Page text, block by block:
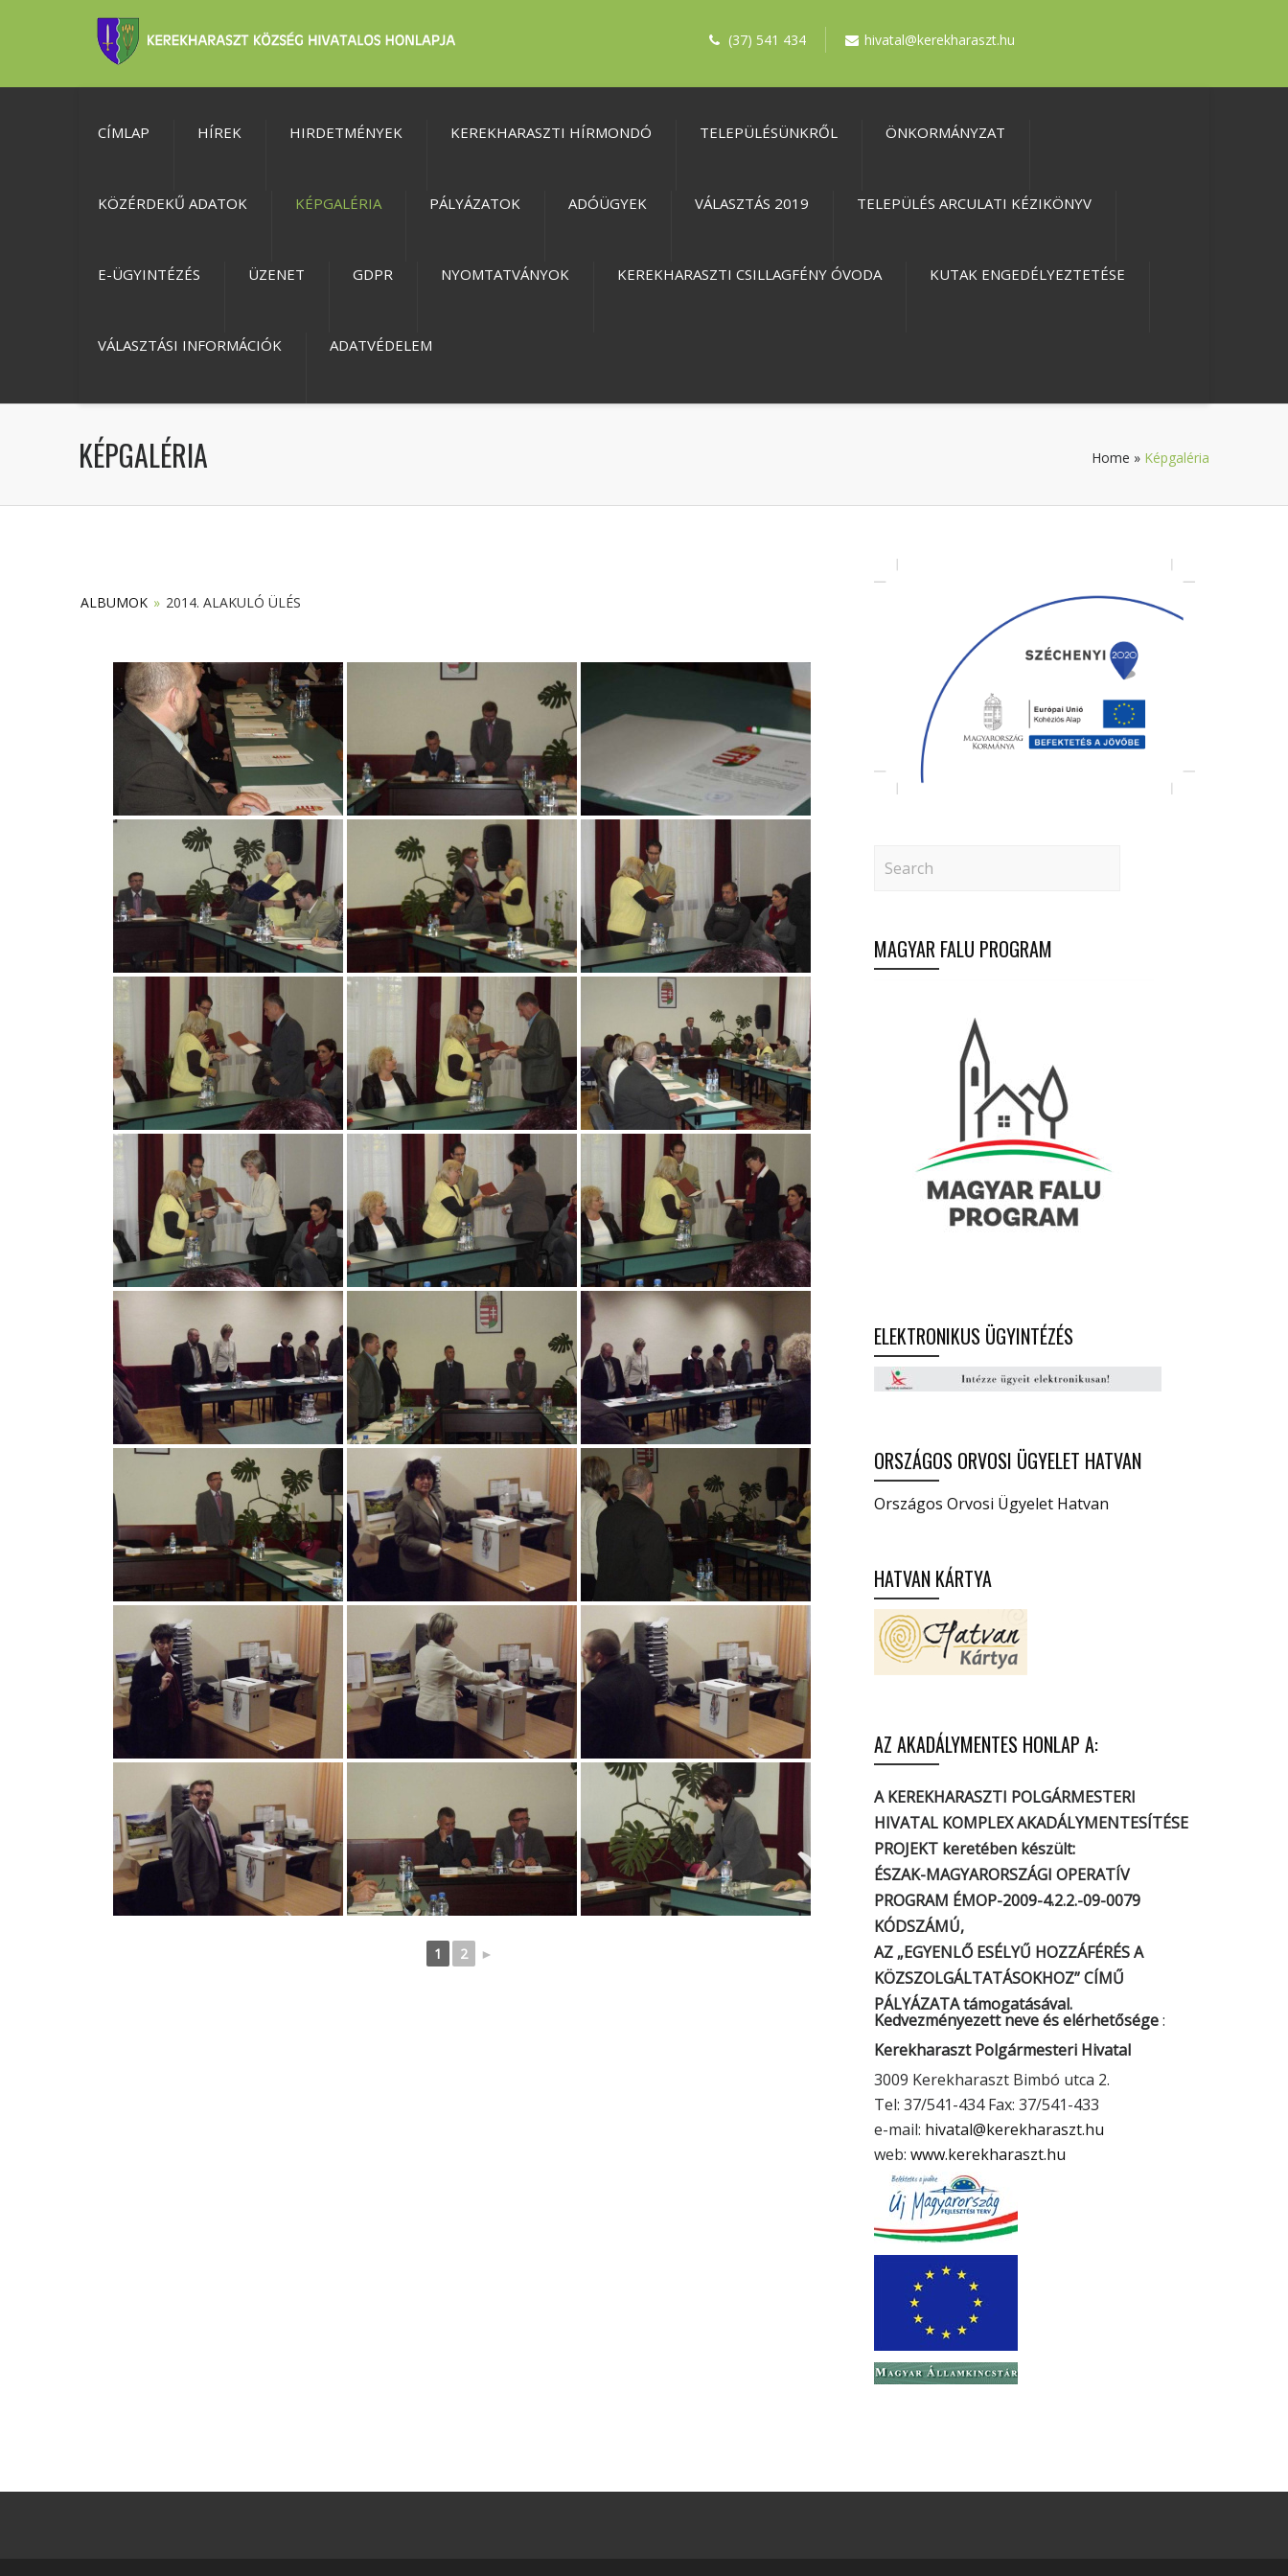
(37) 541 434 hivatal@kerekharaszt.hu
CÍMLAP HÍREK HIRDETMÉNYEK KEREKHARASZTI HÍRMONDÓ TELEPÜLÉSÜNKRŐL ÖNKORMÁNYZAT
KÖZÉRDEKŰ ADATOK KÉPGALÉRIA PÁLYÁZATOK ADÓÜGYEK VÁLASZTÁS 2019 TELEPÜLÉS ARCULATI KÉZIKÖNYV
E-ÜGYINTÉZÉS ÜZENET GDPR NYOMTATVÁNYOK KEREKHARASZTI CSILLAGFÉNY ÓVODA KUTAK ENGEDÉLYEZTETÉSE
VÁLASZTÁSI INFORMÁCIÓK ADATVÉDELEM
KÉPGALÉRIA Home » Képgaléria
ALBUMOK » 2014. ALAKULÓ ÜLÉS
1 2 ►
MAGYAR FALU PROGRAM
ELEKTRONIKUS ÜGYINTÉZÉS
ORSZÁGOS ORVOSI ÜGYELET HATVAN
Országos Orvosi Ügyelet Hatvan
HATVAN KÁRTYA
AZ AKADÁLYMENTES HONLAP A:
A KEREKHARASZTI POLGÁRMESTERI
HIVATAL KOMPLEX AKADÁLYMENTESÍTÉSE
PROJEKT keretében készült:
ÉSZAK-MAGYARORSZÁGI OPERATÍV
PROGRAM ÉMOP-2009-4.2.2.-09-0079
KÓDSZÁMÚ,
AZ „EGYENLŐ ESÉLYŰ HOZZÁFÉRÉS A
KÖZSZOLGÁLTATÁSOKHOZ” CÍMŰ
PÁLYÁZATA támogatásával.
Kedvezményezett neve és elérhetősége:
Kerekharaszt Polgármesteri Hivatal
3009 Kerekharaszt Bimbó utca 2.
Tel: 37/541-434 Fax: 37/541-433
e-mail: hivatal@kerekharaszt.hu
web: www.kerekharaszt.hu